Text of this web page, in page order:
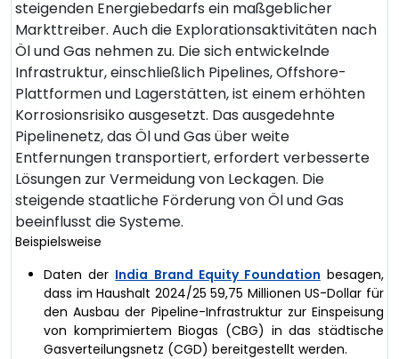
steigenden Energiebedarfs ein maßgeblicher
Markttreiber. Auch die Explorationsaktivitäten nach
Öl und Gas nehmen zu. Die sich entwickelnde
Infrastruktur, einschließlich Pipelines, Offshore-
Plattformen und Lagerstätten, ist einem erhöhten
Korrosionsrisiko ausgesetzt. Das ausgedehnte
Pipelinenetz, das Öl und Gas über weite
Entfernungen transportiert, erfordert verbesserte
Lösungen zur Vermeidung von Leckagen. Die
steigende staatliche Förderung von Öl und Gas
beeinflusst die Systeme.
Beispielsweise
Daten der India Brand Equity Foundation besagen,
dass im Haushalt 2024/25 59,75 Millionen US-Dollar für
den Ausbau der Pipeline-Infrastruktur zur Einspeisung
von komprimiertem Biogas (CBG) in das städtische
Gasverteilungsnetz (CGD) bereitgestellt werden.